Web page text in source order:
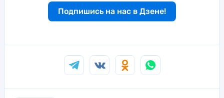
Подпишись на нас в Дзене!